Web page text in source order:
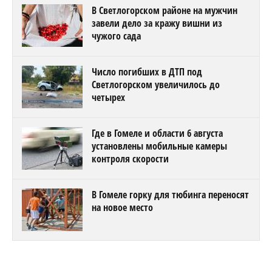
В Светлогорском районе на мужчин
завели дело за кражу вишни из
чужого сада
Число погибших в ДТП под
Светлогорском увеличилось до
четырех
Где в Гомеле и области 6 августа
установлены мобильные камеры
контроля скорости
В Гомеле горку для тюбинга переносят
на новое место